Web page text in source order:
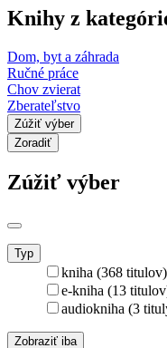
Knihy z
Dom, byt a záhrada
Ručné práce
Chov zvierat
Zberateľstvo
Zúžiť výber
Zoradiť
Zúžiť výber
Typ
kniha (368 titulov)
e-kniha (13
audiokniha (3
Zobraziť iba